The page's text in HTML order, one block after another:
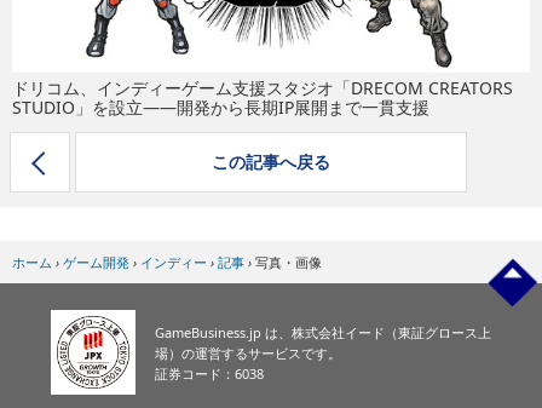
ドリコム、インディーゲーム支援スタジオ「DRECOM CREATORS
STUDIO」を設立——開発から長期IP展開まで一貫支援
この記事へ戻る
ホーム › ゲーム開発 › インディー › 記事 › 写真・画像
GameBusiness.jp は、株式会社イード（東証グロース上
場）の運営するサービスです。
証券コード：6038